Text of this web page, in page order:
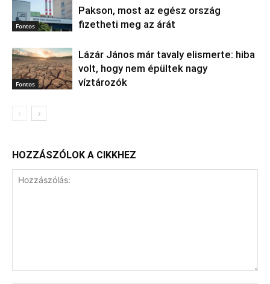
Fontos
Pakson, most az egész ország
fizetheti meg az árát
Fontos
Lázár János már tavaly elismerte: hiba
volt, hogy nem épültek nagy
víztározók
HOZZÁSZÓLOK A CIKKHEZ